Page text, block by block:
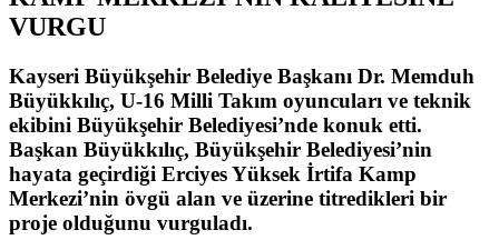
VURGU
Kayseri Büyükşehir Belediye Başkanı Dr. Memduh
Büyükkılıç, U-16 Milli Takım oyuncuları ve teknik
ekibini Büyükşehir Belediyesi’nde konuk etti.
Başkan Büyükkılıç, Büyükşehir Belediyesi’nin
hayata geçirdiği Erciyes Yüksek İrtifa Kamp
Merkezi’nin övgü alan ve üzerine titredikleri bir
proje olduğunu vurguladı.